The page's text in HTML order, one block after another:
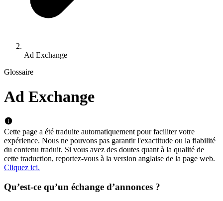
Ad Exchange
Glossaire
Ad Exchange
Cette page a été traduite automatiquement pour faciliter votre
expérience. Nous ne pouvons pas garantir l'exactitude ou la fiabilité
du contenu traduit. Si vous avez des doutes quant à la qualité de
cette traduction, reportez-vous à la version anglaise de la page web.
Cliquez ici.
Qu’est-ce qu’un échange d’annonces ?